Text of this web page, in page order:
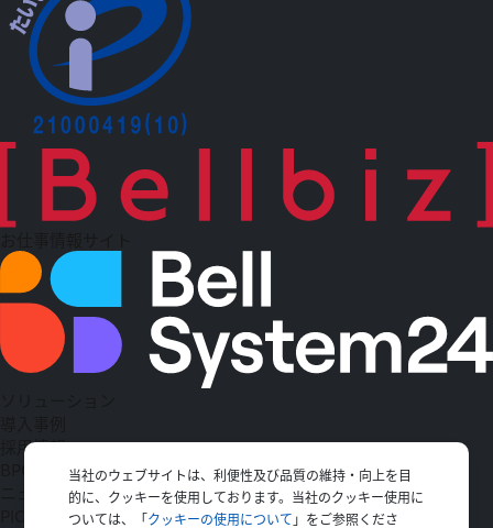
当社のウェブサイトは、利便性及び品質の維持・向上を目
的に、クッキーを使用しております。当社のクッキー使用に
ついては、「クッキーの使用について 」をご参照くださ
採用情報
ニュース一覧